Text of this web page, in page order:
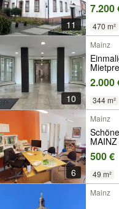
11
7.200
470 m²
10
Mainz
2.000
344 m²
6
Mainz
500 €
49 m²
Mainz